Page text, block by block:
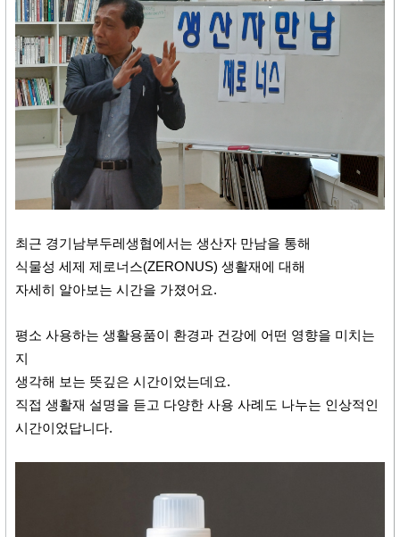
최근 경기남부두레생협에서는 생산자 만남을 통해
식물성 세제 제로너스(ZERONUS) 생활재에 대해
자세히 알아보는 시간을 가졌어요.
평소 사용하는 생활용품이 환경과 건강에 어떤 영향을 미치는
지
생각해 보는 뜻깊은 시간이었는데요.
직접 생활재 설명을 듣고 다양한 사용 사례도 나누는 인상적인
시간이었답니다.